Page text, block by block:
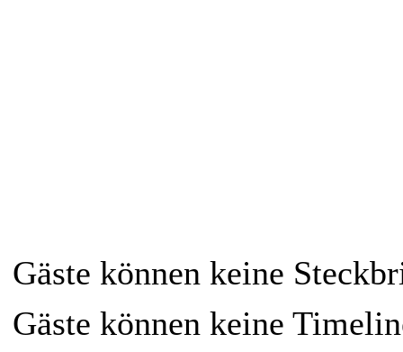
Gäste können keine
Gäste können keine